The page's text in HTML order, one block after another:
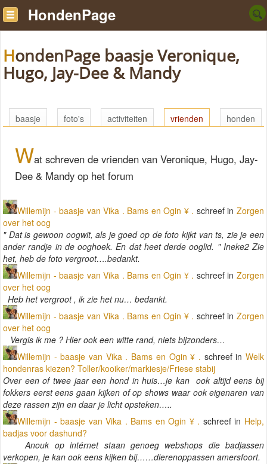
HondenPage
HondenPage baasje Veronique,
Hugo, Jay-Dee & Mandy
baasje foto's activiteiten vrienden honden
Wat schreven de vrienden van Veronique, Hugo, Jay-
Dee & Mandy op het forum
Willemijn - baasje van Vika . Bams en Ogin ¥ . schreef inZorgen
over het oog
" Dat is gewoon oogwit, als je goed op de foto kijkt van ts, zie je een
ander randje in de ooghoek. En dat heet derde ooglid. " Ineke2 Zie
het, heb de foto vergroot….bedankt.
Willemijn - baasje van Vika . Bams en Ogin ¥ . schreef inZorgen
over het oog
Heb het vergroot , ik zie het nu… bedankt.
Willemijn - baasje van Vika . Bams en Ogin ¥ . schreef inZorgen
over het oog
Vergis ik me ? Hier ook een witte rand, niets bijzonders…
Willemijn - baasje van Vika . Bams en Ogin ¥ . schreef inWelk
hondenras kiezen? Toller/kooiker/markiesje/Friese stabij
Over een of twee jaar een hond in huis…je kan ook altijd eens bij
fokkers eerst eens gaan kijken of op shows waar ook eigenaren van
deze rassen zijn en daar je licht opsteken…..
Willemijn - baasje van Vika . Bams en Ogin ¥ . schreef in Help,
badjas voor dashund?
Anouk op intérnet staan genoeg webshops die badjassen
verkopen, je kan ook eens kijken bij……dierenoppassen amersfoort.